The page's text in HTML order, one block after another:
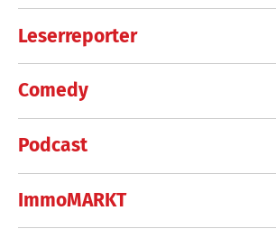
Leserreporter
Comedy
Podcast
ImmoMARKT